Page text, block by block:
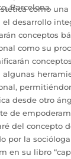
Barcelona.
como una
el desarrollo
conceptos
como su
desde otro
de
del concepto
por la
en su libro